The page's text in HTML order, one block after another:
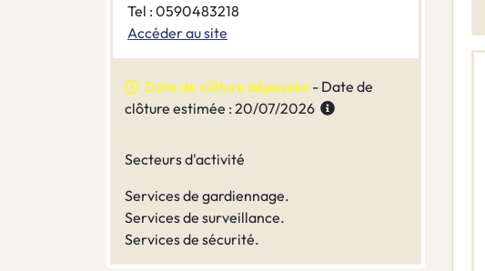
Tel : 0590483218
Accéder au site
Date de clôture dépassée - Date de
clôture estimée : 20/07/2026
Secteurs d'activité
Services de gardiennage.
Services de surveillance.
Services de sécurité.